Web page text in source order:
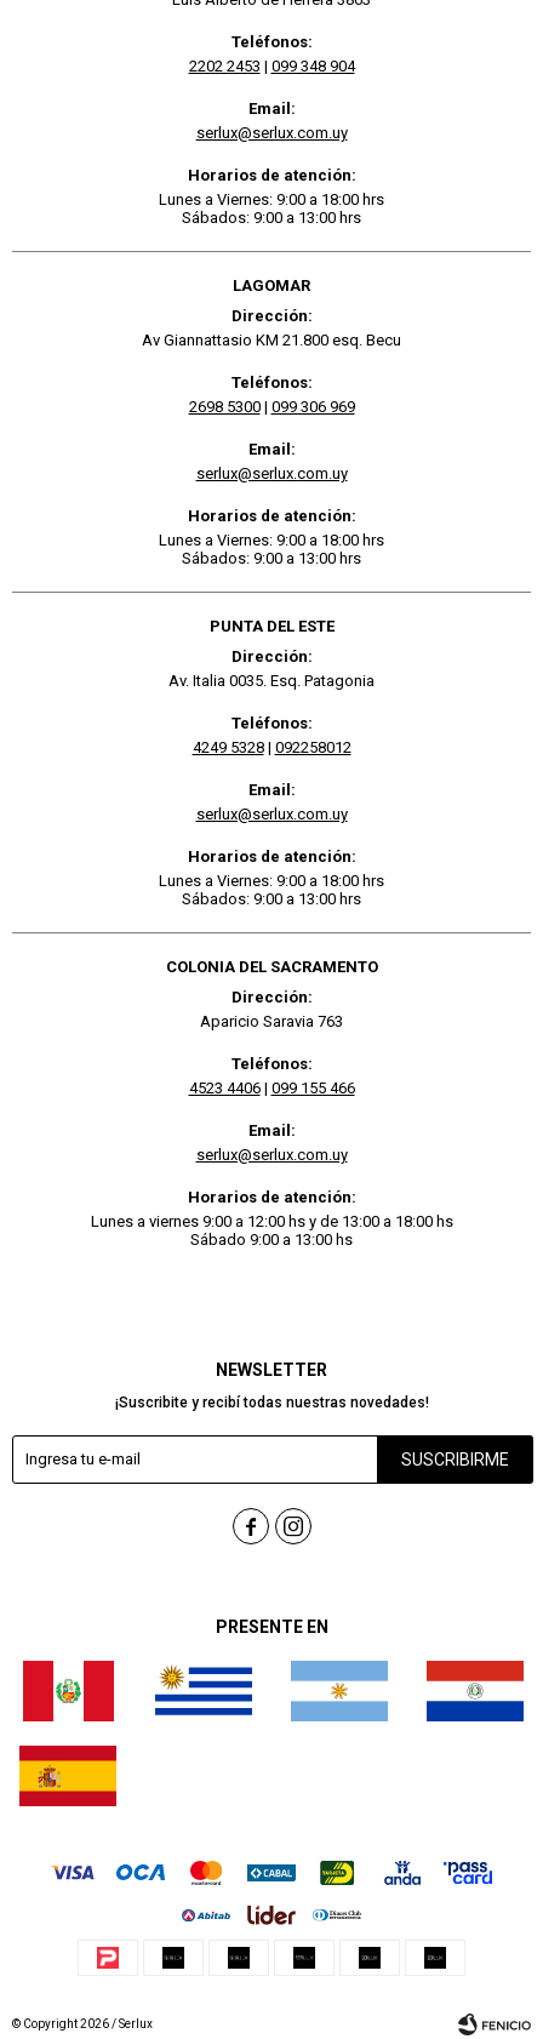
PRESENTE EN
NEWSLETTER
¡Suscribite y recibí todas nuestras novedades!
SUSCRIBIRME
 
Teléfonos:
2202 2453 | 099 348 904
Email:
serlux@serlux.com.uy
Horarios de atención:
Lunes a Viernes: 9:00 a 18:00 hrs
Sábados: 9:00 a 13:00 hrs
LAGOMAR
Dirección:
Av Giannattasio KM 21.800 esq. Becu
Teléfonos:
2698 5300| 099 306 969
Email:
serlux@serlux.com.uy
Horarios de atención:
Lunes a Viernes: 9:00 a 18:00 hrs
Sábados: 9:00 a 13:00 hrs
PUNTA DEL ESTE
Dirección:
Av. Italia 0035. Esq. Patagonia
Teléfonos:
4249 5328| 092258012
Email:
serlux@serlux.com.uy
Horarios de atención:
Lunes a Viernes: 9:00 a 18:00 hrs
Sábados: 9:00 a 13:00 hrs
COLONIA DEL SACRAMENTO
Dirección:
Aparicio Saravia 763
Teléfonos:
4523 4406| 099 155 466
Email:
serlux@serlux.com.uy
Horarios de atención:
Lunes a viernes 9:00 a 12:00 hs y de 13:00 a 18:00 hs
Sábado 9:00 a 13:00 hs
© Copyright 2026 / Serlux